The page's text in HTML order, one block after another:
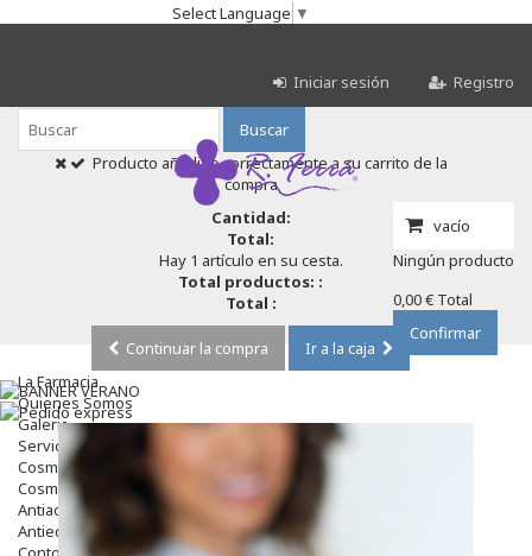
Select Language ▼
Iniciar sesión Registro
Buscar
vacío
Ningún producto
0,00 € Total
Confirmar
Producto añadido correctamente a su carrito de la
compra
Cantidad:
Total:
Hay 1 artículo en su cesta.
Total productos: :
Total :
Continuar la compra
Ir a la caja
La Farmacia
Quienes Somos
Galeria
Servicios
Cosmética
Cosmética Facial
Antiacné
Antiedad